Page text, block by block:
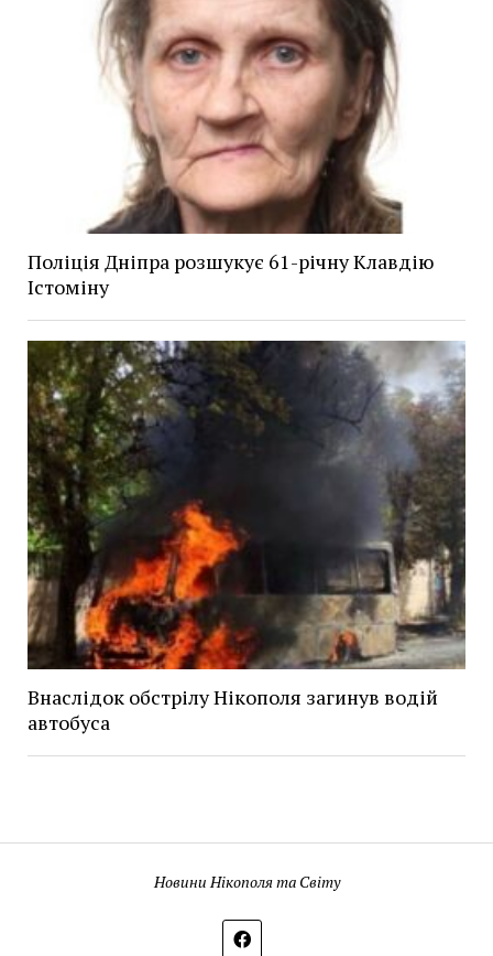
Поліція Дніпра розшукує 61-річну Клавдію
Істоміну
Внаслідок обстрілу Нікополя загинув водій
автобуса
Новини Нікополя та Світу